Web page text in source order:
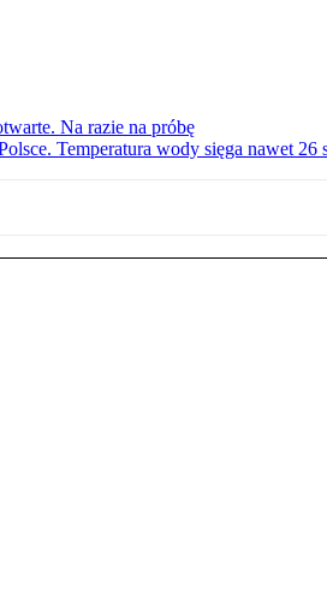
Na razie na próbę
Temperatura wody sięga nawet 26